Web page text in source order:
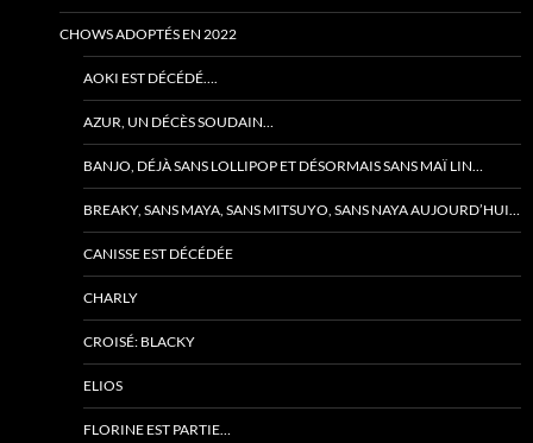
CHOWS ADOPTÉS EN 2022
AOKI EST DÉCÉDÉ….
AZUR, UN DÉCÈS SOUDAIN…
BANJO, DÉJÀ SANS LOLLIPOP ET DÉSORMAIS SANS MAÏ LIN…
BREAKY, SANS MAYA, SANS MITSUYO, SANS NAYA AUJOURD’HUI…
CANISSE EST DÉCÉDÉE
CHARLY
CROISÉ: BLACKY
ELIOS
FLORINE EST PARTIE…